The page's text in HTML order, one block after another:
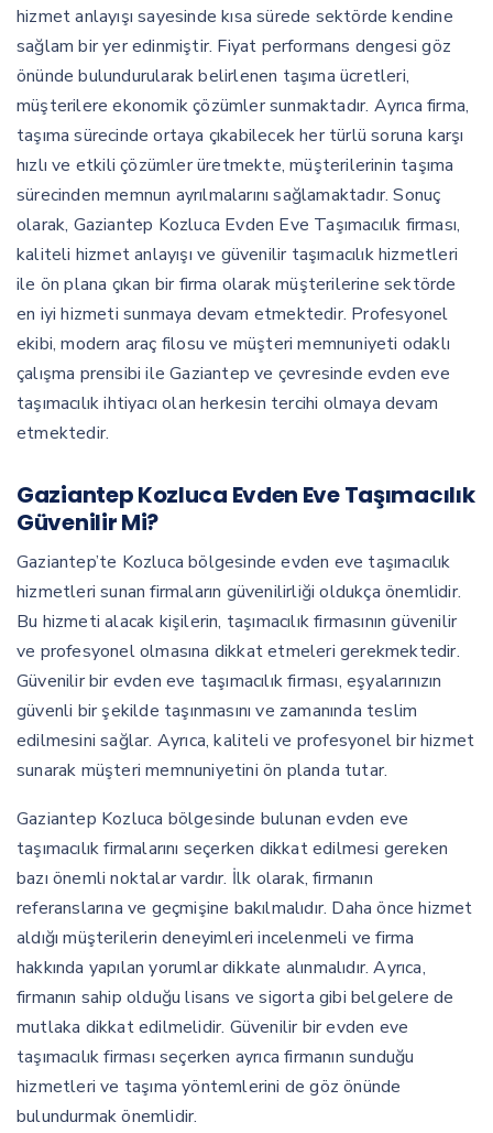
hizmet anlayışı sayesinde kısa sürede sektörde kendine
sağlam bir yer edinmiştir. Fiyat performans dengesi göz
önünde bulundurularak belirlenen taşıma ücretleri,
müşterilere ekonomik çözümler sunmaktadır. Ayrıca firma,
taşıma sürecinde ortaya çıkabilecek her türlü soruna karşı
hızlı ve etkili çözümler üretmekte, müşterilerinin taşıma
sürecinden memnun ayrılmalarını sağlamaktadır. Sonuç
olarak, Gaziantep Kozluca Evden Eve Taşımacılık firması,
kaliteli hizmet anlayışı ve güvenilir taşımacılık hizmetleri
ile ön plana çıkan bir firma olarak müşterilerine sektörde
en iyi hizmeti sunmaya devam etmektedir. Profesyonel
ekibi, modern araç filosu ve müşteri memnuniyeti odaklı
çalışma prensibi ile Gaziantep ve çevresinde evden eve
taşımacılık ihtiyacı olan herkesin tercihi olmaya devam
etmektedir.
Gaziantep Kozluca Evden Eve Taşımacılık
Güvenilir Mi?
Gaziantep’te Kozluca bölgesinde evden eve taşımacılık
hizmetleri sunan firmaların güvenilirliği oldukça önemlidir.
Bu hizmeti alacak kişilerin, taşımacılık firmasının güvenilir
ve profesyonel olmasına dikkat etmeleri gerekmektedir.
Güvenilir bir evden eve taşımacılık firması, eşyalarınızın
güvenli bir şekilde taşınmasını ve zamanında teslim
edilmesini sağlar. Ayrıca, kaliteli ve profesyonel bir hizmet
sunarak müşteri memnuniyetini ön planda tutar.
Gaziantep Kozluca bölgesinde bulunan evden eve
taşımacılık firmalarını seçerken dikkat edilmesi gereken
bazı önemli noktalar vardır. İlk olarak, firmanın
referanslarına ve geçmişine bakılmalıdır. Daha önce hizmet
aldığı müşterilerin deneyimleri incelenmeli ve firma
hakkında yapılan yorumlar dikkate alınmalıdır. Ayrıca,
firmanın sahip olduğu lisans ve sigorta gibi belgelere de
mutlaka dikkat edilmelidir. Güvenilir bir evden eve
taşımacılık firması seçerken ayrıca firmanın sunduğu
hizmetleri ve taşıma yöntemlerini de göz önünde
bulundurmak önemlidir.